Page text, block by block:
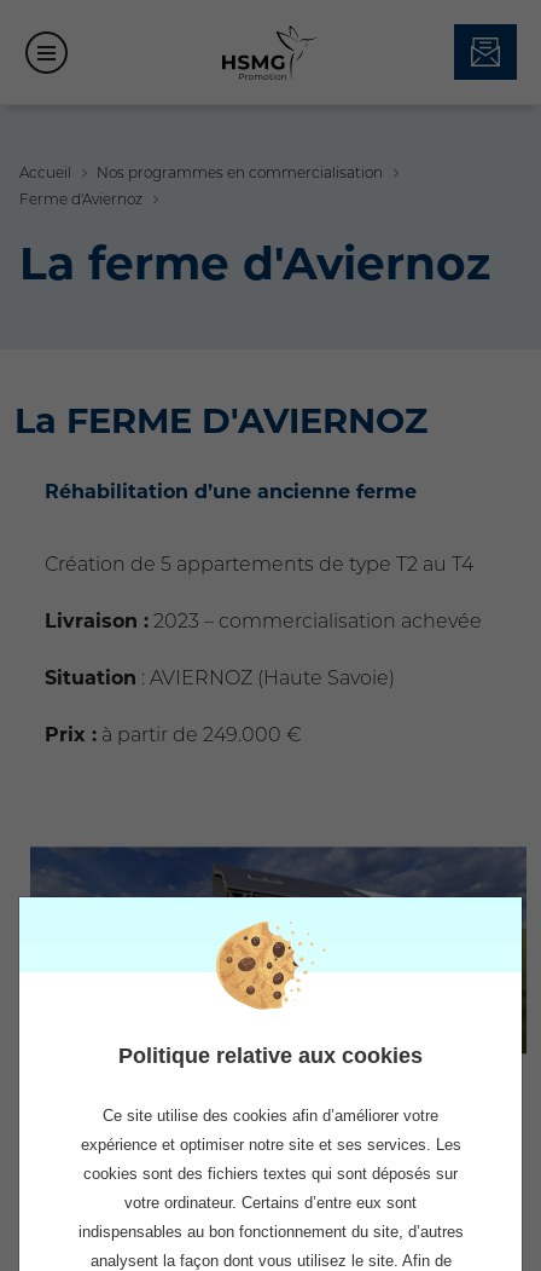
Accueil
Nos programmes en commercialisation
Ferme d'Aviernoz
La ferme d'Aviernoz
La FERME D'AVIERNOZ
Réhabilitation d’une ancienne ferme
Création de 5 appartements de type T2 au T4
Livraison : 2023 – commercialisation achevée
Situation : AVIERNOZ (Haute Savoie)
Prix : à partir de 249.000 €
Politique relative aux cookies
Ce site utilise des cookies afin d’améliorer votre
expérience et optimiser notre site et ses services. Les
cookies sont des fichiers textes qui sont déposés sur
votre ordinateur. Certains d’entre eux sont
indispensables au bon fonctionnement du site, d’autres
analysent la façon dont vous utilisez le site. Afin de